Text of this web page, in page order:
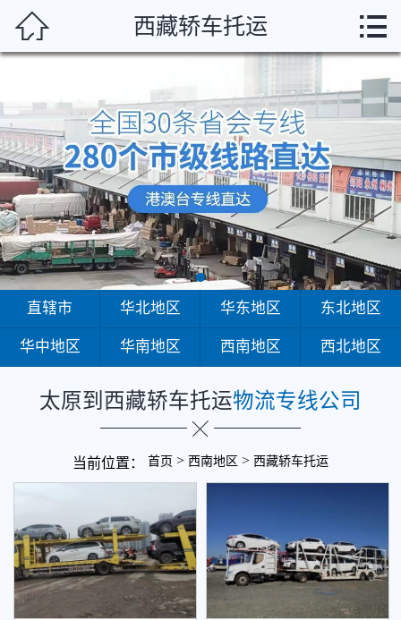
太 华北地区
华东地区
东北地区
华中地区
华南地区
西南地区
西北地区
 西藏轿车托运 
直辖市 华北地区 华东地区 东北地区
华中地区 华南地区 西南地区 西北地区
太原到西藏轿车托运物流专线公司
当前位置： 首页 > 西南地区 > 西藏轿车托运